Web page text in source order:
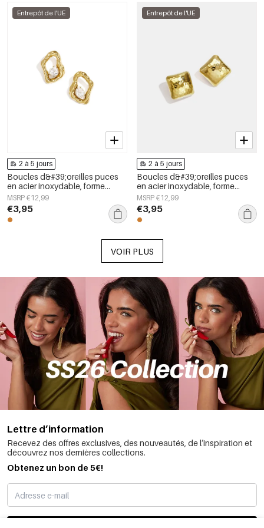
Entrepôt de l'UE
2 à 5 jours
Boucles d&#39;oreilles puces
en acier inoxydable, forme
géométrique, collection simple
pour le quotidien, bijoux pour
femmes
MSRP €12,99
€3,95
Entrepôt de l'UE
2 à 5 jours
Boucles d&#39;oreilles puces
en acier inoxydable, forme
géométrique, collection simple
pour le quotidien, bijoux pour
femmes
MSRP €12,99
€3,95
VOIR PLUS
Lettre d’information
Recevez des offres exclusives, des nouveautés, de l’inspiration et
découvrez nos dernières collections.
Obtenez un bon de 5€!